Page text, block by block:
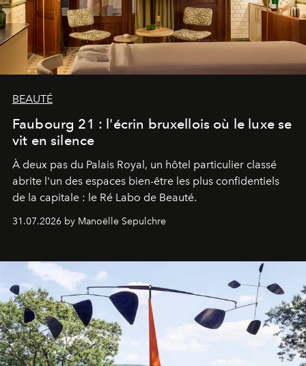
BEAUTÉ
Faubourg 21 : l'écrin bruxellois où le luxe se
vit en silence
À deux pas du Palais Royal, un hôtel particulier classé
abrite l'un des espaces bien-être les plus confidentiels
de la capitale : le Ré Labo de Beauté.
31.07.2026 by Manoëlle Sepulchre